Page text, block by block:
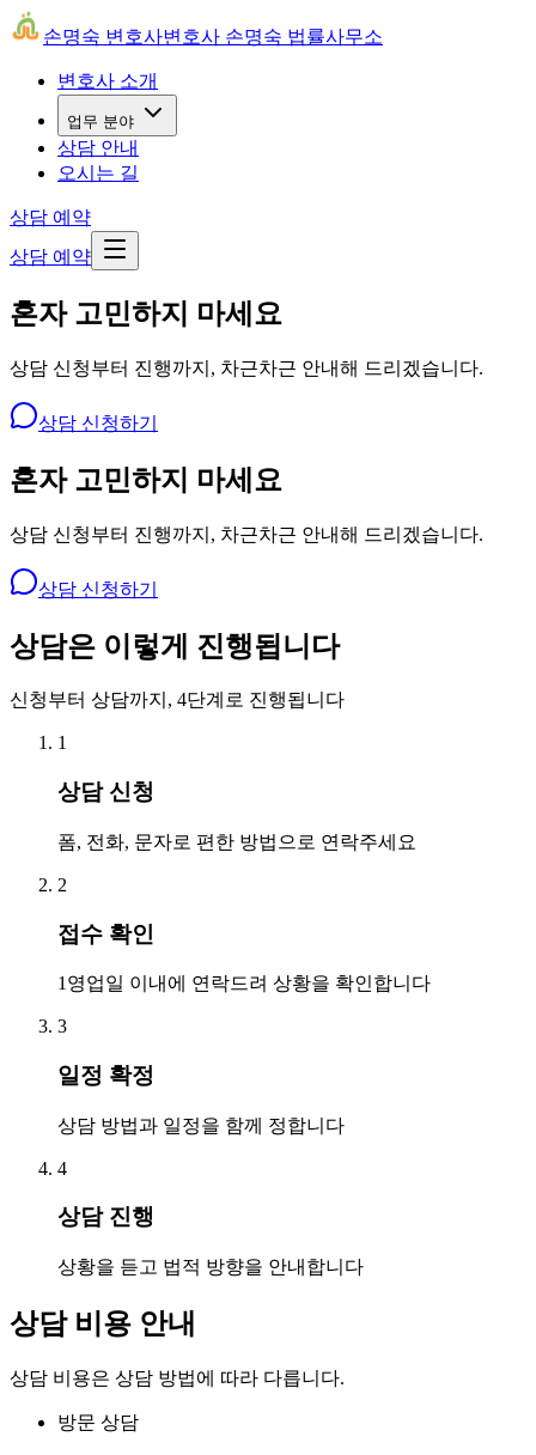
손명숙 변호사변호사 손명숙 법률사무소
변호사 소개
업무 분야
상담 안내
오시는 길
상담 예약
상담 예약
혼자 고민하지 마세요
상담 신청부터 진행까지, 차근차근 안내해 드리겠습니다.
상담 신청하기
혼자 고민하지 마세요
상담 신청부터 진행까지, 차근차근 안내해 드리겠습니다.
상담 신청하기
상담은 이렇게 진행됩니다
신청부터 상담까지, 4단계로 진행됩니다
1
상담 신청
폼, 전화, 문자로 편한 방법으로 연락주세요
2
접수 확인
1영업일 이내에 연락드려 상황을 확인합니다
3
일정 확정
상담 방법과 일정을 함께 정합니다
4
상담 진행
상황을 듣고 법적 방향을 안내합니다
상담 비용 안내
상담 비용은 상담 방법에 따라 다릅니다.
방문 상담